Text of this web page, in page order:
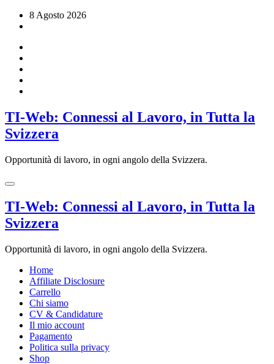
8 Agosto 2026
TI-Web: Connessi al Lavoro, in Tutta la
Svizzera
Opportunità di lavoro, in ogni angolo della Svizzera.
TI-Web: Connessi al Lavoro, in Tutta la
Svizzera
Opportunità di lavoro, in ogni angolo della Svizzera.
Home
Affiliate Disclosure
Carrello
Chi siamo
CV & Candidature
Il mio account
Pagamento
Politica sulla privacy
Shop